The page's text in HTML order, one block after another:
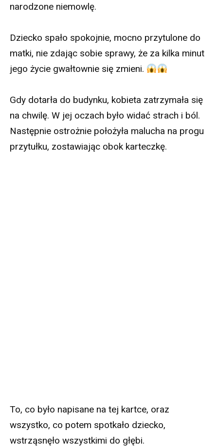
narodzone niemowlę.
Dziecko spało spokojnie, mocno przytulone do
matki, nie zdając sobie sprawy, że za kilka minut
jego życie gwałtownie się zmieni.
Gdy dotarła do budynku, kobieta zatrzymała się
na chwilę. W jej oczach było widać strach i ból.
Następnie ostrożnie położyła malucha na progu
przytułku, zostawiając obok karteczkę.
To, co było napisane na tej kartce, oraz
wszystko, co potem spotkało dziecko,
wstrząsnęło wszystkimi do głębi.